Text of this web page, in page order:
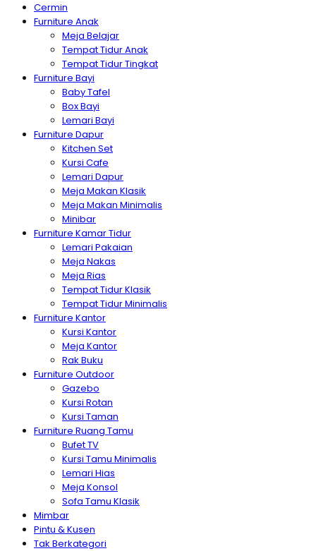
Cermin
Furniture Anak
Meja Belajar
Tempat Tidur Anak
Tempat Tidur Tingkat
Furniture Bayi
Baby Tafel
Box Bayi
Lemari Bayi
Furniture Dapur
Kitchen Set
Kursi Cafe
Lemari Dapur
Meja Makan Klasik
Meja Makan Minimalis
Minibar
Furniture Kamar Tidur
Lemari Pakaian
Meja Nakas
Meja Rias
Tempat Tidur Klasik
Tempat Tidur Minimalis
Furniture Kantor
Kursi Kantor
Meja Kantor
Rak Buku
Furniture Outdoor
Gazebo
Kursi Rotan
Kursi Taman
Furniture Ruang Tamu
Bufet TV
Kursi Tamu Minimalis
Lemari Hias
Meja Konsol
Sofa Tamu Klasik
Mimbar
Pintu & Kusen
Tak Berkategori